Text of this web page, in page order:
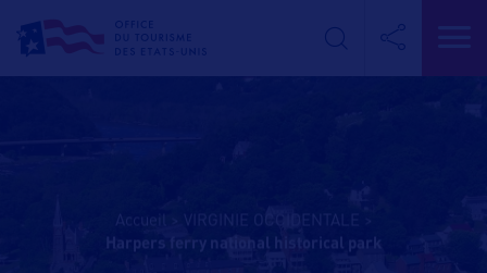
Accueil
harpers ferry national historical park